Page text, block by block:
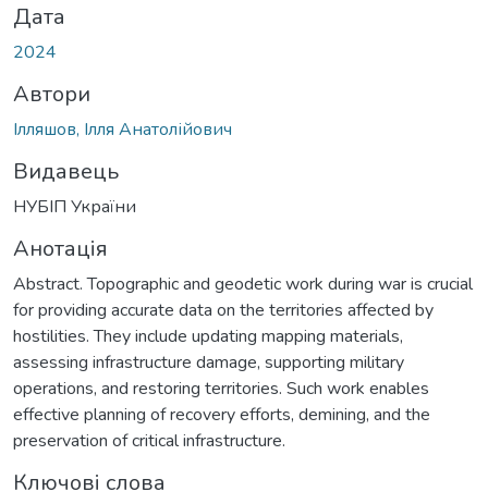
Дата
2024
Автори
Ілляшов, Ілля Анатолійович
Видавець
НУБІП України
Анотація
Abstract. Topographic and geodetic work during war is crucial
for providing accurate data on the territories affected by
hostilities. They include updating mapping materials,
assessing infrastructure damage, supporting military
operations, and restoring territories. Such work enables
effective planning of recovery efforts, demining, and the
preservation of critical infrastructure.
Ключові слова